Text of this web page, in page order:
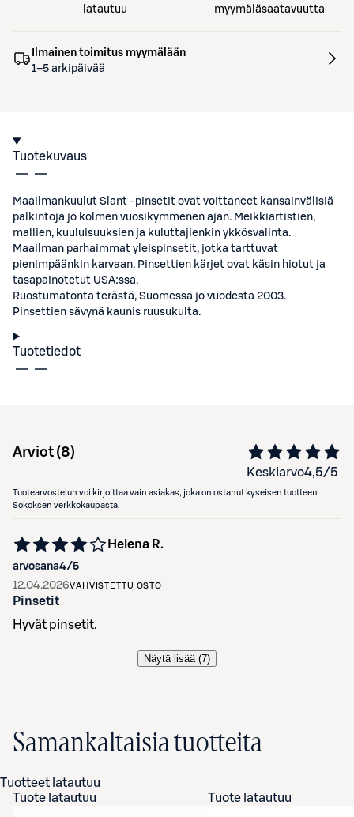
latautuu
myymäläsaatavuutta
Ilmainen toimitus myymälään
1–5 arkipäivää
Tuotekuvaus
Maailmankuulut Slant -pinsetit ovat voittaneet kansainvälisiä
palkintoja jo kolmen vuosikymmenen ajan. Meikkiartistien,
mallien, kuuluisuuksien ja kuluttajienkin ykkösvalinta.
Maailman parhaimmat yleispinsetit, jotka tarttuvat
pienimpäänkin karvaan. Pinsettien kärjet ovat käsin hiotut ja
tasapainotetut USA:ssa.
Ruostumatonta terästä, Suomessa jo vuodesta 2003.
Pinsettien sävynä kaunis ruusukulta.
Tuotetiedot
Arviot (8)
Keskiarvo4,5/5
Tuotearvostelun voi kirjoittaa vain asiakas, joka on ostanut kyseisen tuotteen
Sokoksen verkkokaupasta.
arvosana4/5
Helena R.
12.04.2026VAHVISTETTU OSTO
Pinsetit
Hyvät pinsetit.
Näytä lisää (7)
Samankaltaisia tuotteita
Tuotteet latautuu
Tuote latautuu
Tuote latautuu